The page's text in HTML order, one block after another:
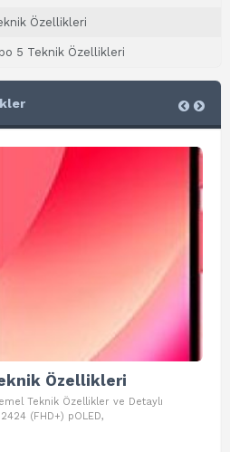
Özellikleri
5 Teknik Özellikleri
Özellikleri
Teknik Özellikler ve Detaylı
(FHD+) pOLED,